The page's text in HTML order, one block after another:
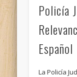
Policía
Español
La Policía